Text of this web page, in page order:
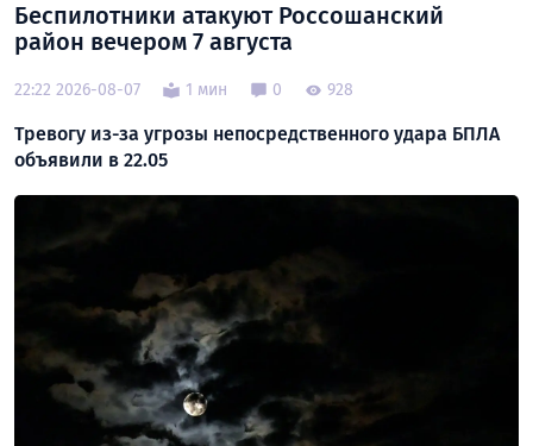
Беспилотники атакуют Россошанский
район вечером 7 августа
22:22 2026-08-07 1 мин 0 928
Тревогу из-за угрозы непосредственного удара БПЛА
объявили в 22.05